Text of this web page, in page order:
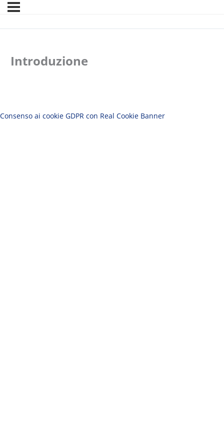
Introduzione
Consenso ai cookie GDPR con Real Cookie Banner